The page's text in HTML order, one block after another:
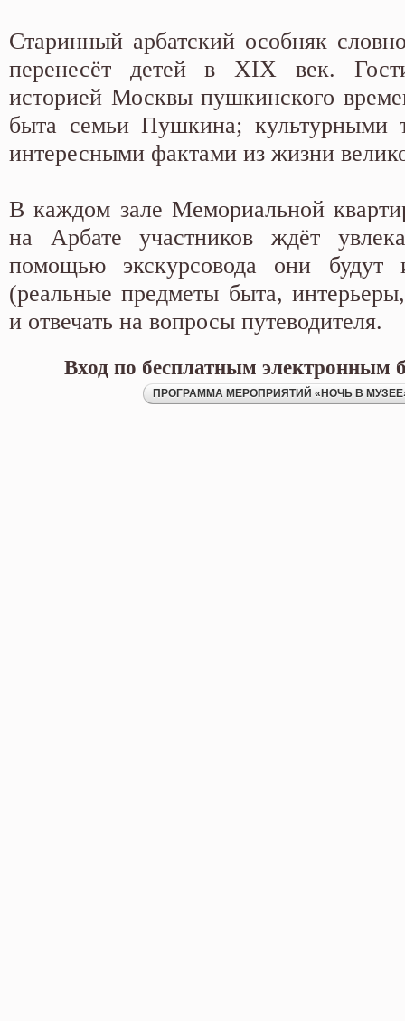
Старинный арбатский особняк
перенесёт детей в XIX век.
историей Москвы пушкинского
быта семьи Пушкина; культурными
интересными фактами из жизни
В каждом зале Мемориальной
на Арбате участников ждёт
помощью экскурсовода они будут
(реальные предметы быта,
и отвечать на вопросы путеводителя.
Вход по бесплатным электронным